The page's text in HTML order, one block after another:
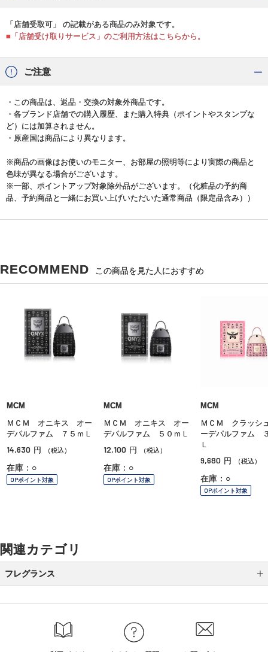
「店舗受取可」 の記載がある商品のみ対象です。
■「店舗受け取りサービス」のご利用方法はこちらから。
ご注意
・この商品は、返品・交換の対象外商品です。
・各ブランド店舗での購入履歴、また購入特典（ポイントやスタンプな
ど）には加算されません。
・原産国は商品により異なります。
※商品の画像はお使いのモニター、お部屋の照明等により実際の商品と
色味が異なる場合がございます。
※一部、ポイントアップ対象除外品がございます。（化粧品の予約商
品、予約商品と一緒にお買い上げいただいた通常商品（限定品含み））
RECOMMEND この商品を見た人におすすめ
MCM
ＭＣＭ オニキス オー
デパルファム ７５ｍＬ
14,630 円 （税込）
在庫：○
OPポイント対象
MCM
ＭＣＭ オニキス オー
デパルファム ５０ｍＬ
12,100 円 （税込）
在庫：○
OPポイント対象
MCM
ＭＣＭ クラッシ
ーデパルファム
Ｌ
9,680 円 （税込）
在庫：○
OPポイント対象
関連カテゴリ
フレグランス